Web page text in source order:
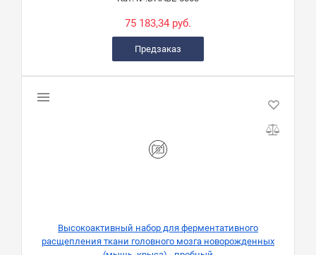
75 183,34 руб.
Предзаказ
Высокоактивный набор для ферментативного
расщепления ткани головного мозга новорожденных